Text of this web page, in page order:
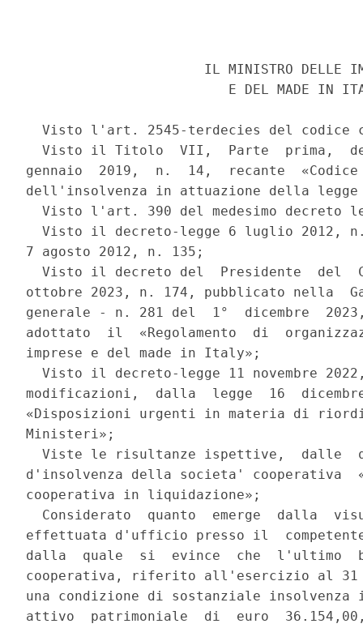
IL MINISTRO DELLE
E DEL MADE IN
Visto l'art. 2545-terdecies del codice
Visto il Titolo  VII,  Parte  prima,
gennaio  2019,  n.  14,  recante
dell'insolvenza in attuazione della
Visto l'art. 390 del medesimo decreto
Visto il decreto-legge 6 luglio 2012,
7 agosto 2012, n. 135;
Visto il decreto del  Presidente  del
ottobre 2023, n. 174, pubblicato nella
generale - n. 281 del  1°  dicembre
adottato  il  «Regolamento  di
imprese e del made in Italy»;
Visto il decreto-legge 11 novembre
modificazioni,  dalla  legge  16
«Disposizioni urgenti in materia di
Ministeri»;
Viste le risultanze ispettive,  dalle
d'insolvenza della societa' cooperativa
cooperativa in liquidazione»;
Considerato  quanto  emerge  dalla
effettuata d'ufficio presso il
dalla  quale  si  evince  che  l'ultimo
cooperativa, riferito all'esercizio al 31
una condizione di sostanziale
attivo  patrimoniale  di  euro